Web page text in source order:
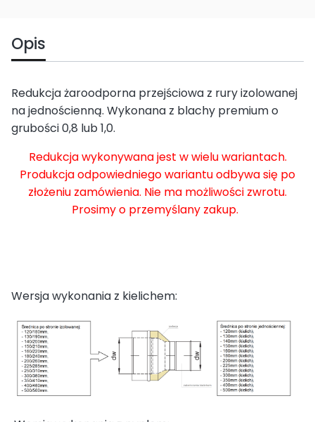
Opis
Redukcja żaroodporna przejściowa z rury izolowanej
na jednościenną. Wykonana z blachy premium o
grubości 0,8 lub 1,0.
Redukcja wykonywana jest w wielu wariantach.
Produkcja odpowiedniego wariantu odbywa się po
złożeniu zamówienia. Nie ma możliwości zwrotu.
Prosimy o przemyślany zakup.
Wersja wykonania z kielichem: